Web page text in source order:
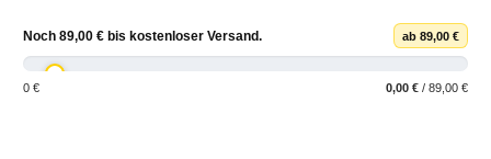
Noch 89,00 € bis kostenloser Versand. ab 89,00 €
0 € 0,00 € / 89,00 €